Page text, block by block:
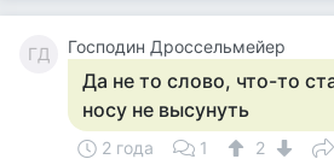
ГД Господин Дроссельмейер
Да не то слово, что-то
носу не высунуть
2 года 1 2